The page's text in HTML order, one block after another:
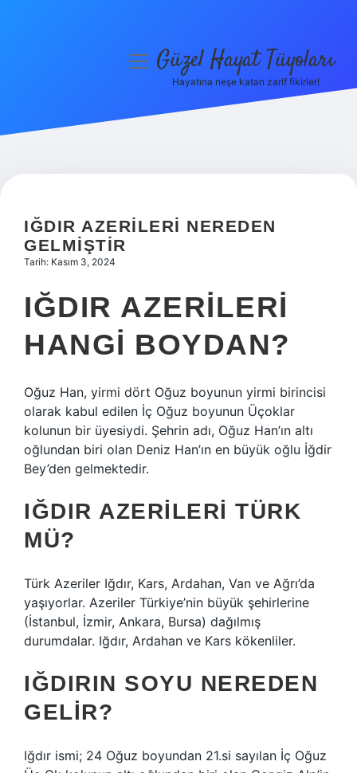
Hakkımızda
menüyüGüzel Hayat Tüyoları
Hayatına neşe katan zarif fikirler!
IĞDIR AZERILERI NEREDEN
GELMIŞTIR
Tarih: Kasım 3, 2024
IĞDIR AZERILERI
HANGI BOYDAN?
Oğuz Han, yirmi dört Oğuz boyunun yirmi birincisi
olarak kabul edilen İç Oğuz boyunun Üçoklar
kolunun bir üyesiydi. Şehrin adı, Oğuz Han’ın altı
oğlundan biri olan Deniz Han’ın en büyük oğlu İğdir
Bey’den gelmektedir.
IĞDIR AZERILERI TÜRK
MÜ?
Türk Azeriler Iğdır, Kars, Ardahan, Van ve Ağrı’da
yaşıyorlar. Azeriler Türkiye’nin büyük şehirlerine
(İstanbul, İzmir, Ankara, Bursa) dağılmış
durumdalar. Iğdır, Ardahan ve Kars kökenliler.
IĞDIRIN SOYU NEREDEN
GELIR?
Iğdır ismi; 24 Oğuz boyundan 21.si sayılan İç Oğuz